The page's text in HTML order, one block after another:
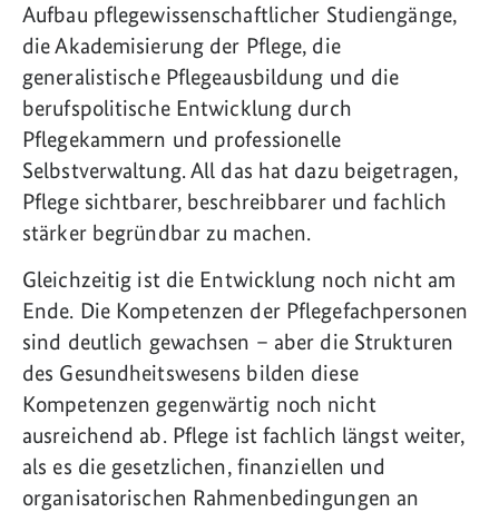
Aufbau pflegewissenschaftlicher Studiengänge,
die Akademisierung der Pflege, die
generalistische Pflegeausbildung und die
berufspolitische Entwicklung durch
Pflegekammern und professionelle
Selbstverwaltung. All das hat dazu beigetragen,
Pflege sichtbarer, beschreibbarer und fachlich
stärker begründbar zu machen.
Gleichzeitig ist die Entwicklung noch nicht am
Ende. Die Kompetenzen der Pflegefachpersonen
sind deutlich gewachsen – aber die Strukturen
des Gesundheitswesens bilden diese
Kompetenzen gegenwärtig noch nicht
ausreichend ab. Pflege ist fachlich längst weiter,
als es die gesetzlichen, finanziellen und
organisatorischen Rahmenbedingungen an